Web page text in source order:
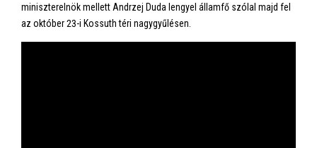
miniszterelnök mellett Andrzej Duda lengyel államfő szólal majd fel
az október 23-i Kossuth téri nagygyűlésen.